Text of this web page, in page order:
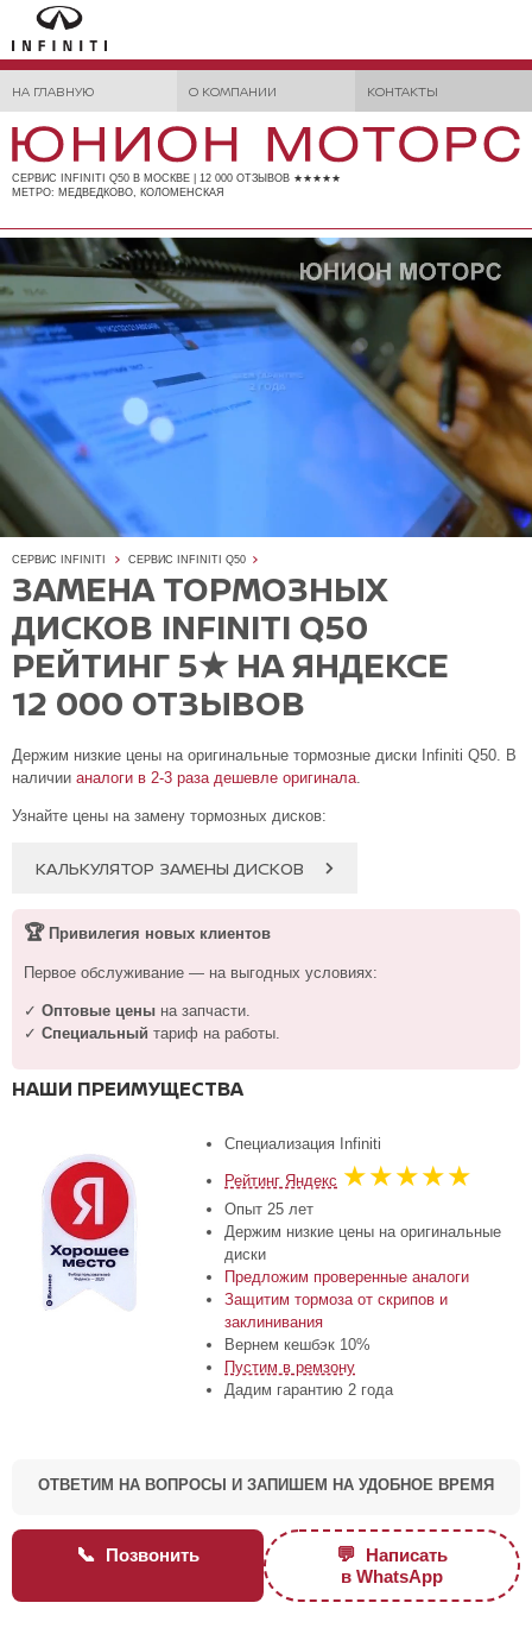
НА ГЛАВНУЮ О КОМПАНИИ КОНТАКТЫ
СЕРВИС INFINITI Q50 В МОСКВЕ | 12 000 ОТЗЫВОВ ★★★★★
МЕТРО: МЕДВЕДКОВО, КОЛОМЕНСКАЯ
СЕРВИС INFINITI СЕРВИС INFINITI Q50
ЗАМЕНА ТОРМОЗНЫХ
ДИСКОВ INFINITI Q50
РЕЙТИНГ 5★ НА ЯНДЕКСЕ
12 000 ОТЗЫВОВ
Держим низкие цены на оригинальные тормозные диски Infiniti Q50. В
наличии аналоги в 2-3 раза дешевле оригинала.
Узнайте цены на замену тормозных дисков:
КАЛЬКУЛЯТОР ЗАМЕНЫ ДИСКОВ
🏆Привилегия новых клиентов
Первое обслуживание — на выгодных условиях:
✓ Оптовые цены на запчасти.
✓ Специальный тариф на работы.
НАШИ ПРЕИМУЩЕСТВА
Специализация Infiniti
Рейтинг Яндекс ★★★★★
Опыт 25 лет
Держим низкие цены на оригинальные
диски
Предложим проверенные аналоги
Защитим тормоза от скрипов и
заклинивания
Вернем кешбэк 10%
Пустим в ремзону
Дадим гарантию 2 года
ОТВЕТИМ НА ВОПРОСЫ И ЗАПИШЕМ НА УДОБНОЕ ВРЕМЯ
📞 Позвонить 💬 Написать
в WhatsApp